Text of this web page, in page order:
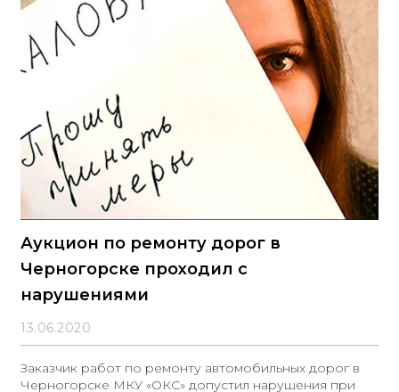
Аукцион по ремонту дорог в
Черногорске проходил с
нарушениями
13.06.2020
Заказчик работ по ремонту автомобильных дорог в
Черногорске МКУ «ОКС» допустил нарушения при